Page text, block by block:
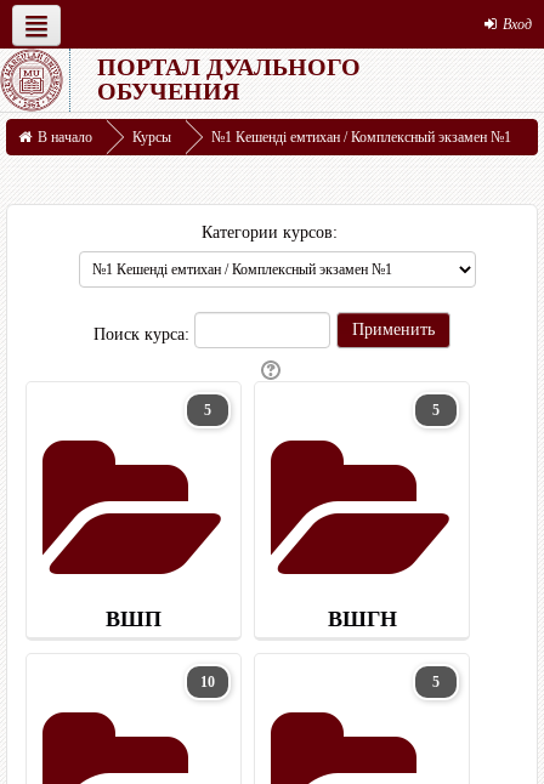
Вход
Русский ‎(ru)‎ Студенту ДВО Ресурсы
ПОРТАЛ ДУАЛЬНОГО
ОБУЧЕНИЯ
В начало Курсы №1 Кешенді емтихан / Комплексный экзамен №1
Категории курсов:
Поиск курса:
5
ВШП
5
ВШГН
10 5